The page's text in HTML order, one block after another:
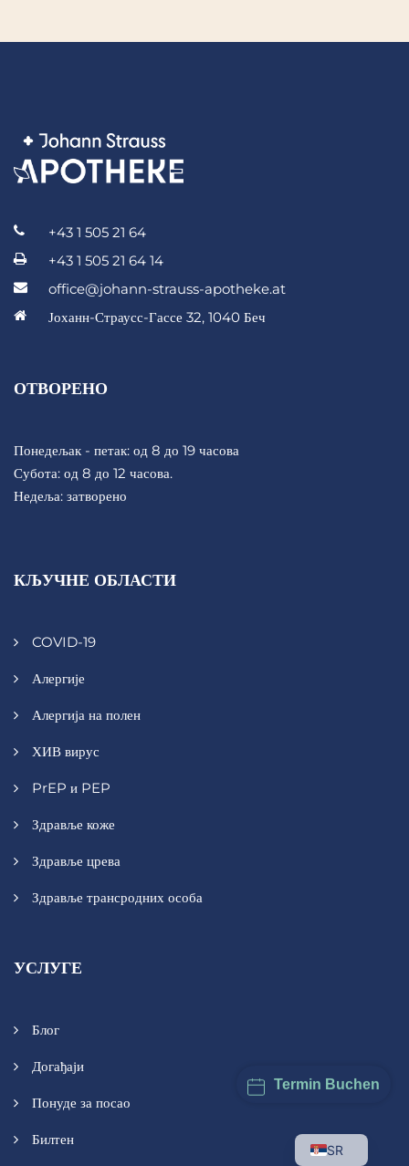
+43 1 505 21 64
+43 1 505 21 64 14
office@johann-strauss-apotheke.at
Јоханн-Страусс-Гассе 32, 1040 Беч
ОТВОРЕНО
Понедељак - петак: од 8 до 19 часова
Субота: од 8 до 12 часова.
Недеља: затворено
КЉУЧНЕ ОБЛАСТИ
COVID-19
Алергије
Алергија на полен
ХИВ вирус
PrEP и PEP
Здравље коже
Здравље црева
Здравље трансродних особа
УСЛУГЕ
Блог
Догађаји
Понуде за посао
Билтен
SR